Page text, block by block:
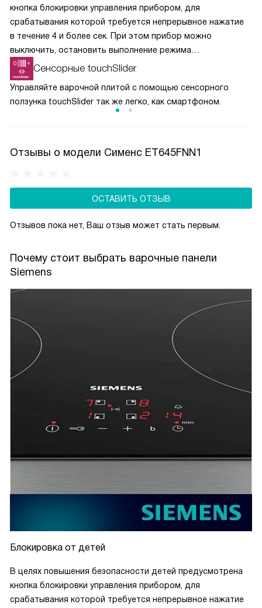
кнопка блокировки управления прибором, для
срабатывания которой требуется непрерывное нажатие
в течение 4 и более сек. При этом прибор можно
выключить, остановить выполнение режима
приготовления кнопкой и установить таймер.
Сенсорные touchSlider
Управляйте варочной плитой с помощью сенсорного
ползунка touchSlider так же легко, как смартфоном.
Отзывы о модели Сименс ET645FNN1
ОСТАВИТЬ ОТЗЫВ
Отзывов пока нет, Ваш отзыв может стать первым.
Почему стоит выбрать варочные панели
Siemens
Блокировка от детей
В целях повышения безопасности детей предусмотрена
кнопка блокировки управления прибором, для
срабатывания которой требуется непрерывное нажатие